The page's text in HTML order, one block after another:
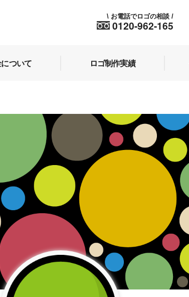
0120-962-165
\ お電話でロゴの相談 /
ついて ロゴ制作実績